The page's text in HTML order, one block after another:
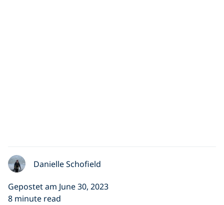
Danielle Schofield
Gepostet am June 30, 2023
8 minute read